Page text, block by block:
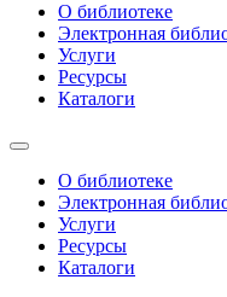
О библиотеке
Электронная
Услуги
Ресурсы
Каталоги
О библиотеке
Электронная
Услуги
Ресурсы
Каталоги